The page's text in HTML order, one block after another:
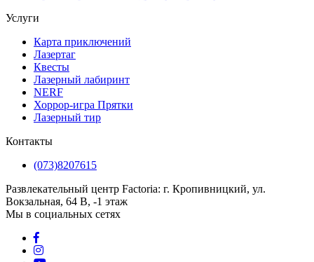
Услуги
Карта приключений
Лазертаг
Квесты
Лазерный лабиринт
NERF
Хоррор-игра Прятки
Лазерный тир
Контакты
(073)8207615
Развлекательный центр Factoria: г. Кропивницкий, ул.
Вокзальная, 64 В, -1 этаж
Мы в социальных сетях